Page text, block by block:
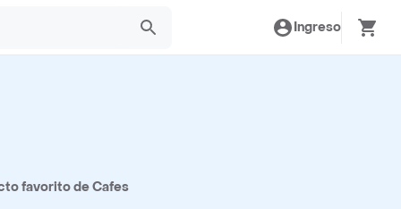
Ingreso
favorito de Cafes